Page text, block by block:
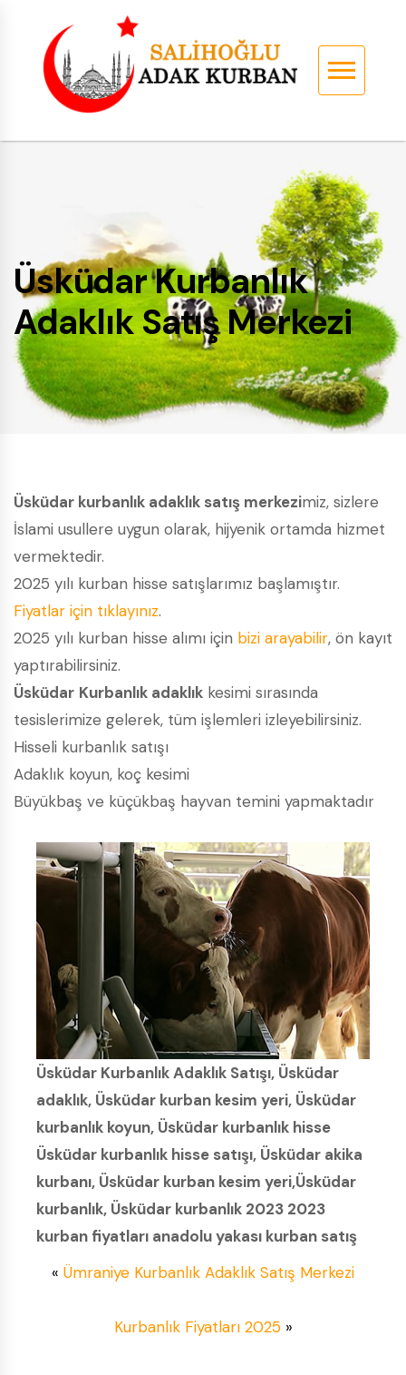
Üsküdar Kurbanlık
Adaklık Satış Merkezi
Üsküdar kurbanlık adaklık satış merkezimiz, sizlere
İslami usullere uygun olarak, hijyenik ortamda hizmet
vermektedir.
2025 yılı kurban hisse satışlarımız başlamıştır.
Fiyatlar için tıklayınız.
2025 yılı kurban hisse alımı için bizi arayabilir, ön kayıt
yaptırabilirsiniz.
Üsküdar Kurbanlık adaklık kesimi sırasında
tesislerimize gelerek, tüm işlemleri izleyebilirsiniz.
Hisseli kurbanlık satışı
Adaklık koyun, koç kesimi
Büyükbaş ve küçükbaş hayvan temini yapmaktadır
Üsküdar Kurbanlık Adaklık Satışı, Üsküdar
adaklık, Üsküdar kurban kesim yeri, Üsküdar
kurbanlık koyun, Üsküdar kurbanlık hisse
Üsküdar kurbanlık hisse satışı, Üsküdar akika
kurbanı, Üsküdar kurban kesim yeri,Üsküdar
kurbanlık, Üsküdar kurbanlık 2023 2023
kurban fiyatları anadolu yakası kurban satış
« Ümraniye Kurbanlık Adaklık Satış Merkezi
Kurbanlık Fiyatları 2025»